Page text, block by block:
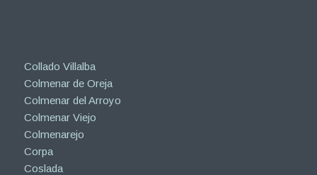
Collado Villalba
Colmenar de Oreja
Colmenar del Arroyo
Colmenar Viejo
Colmenarejo
Corpa
Coslada